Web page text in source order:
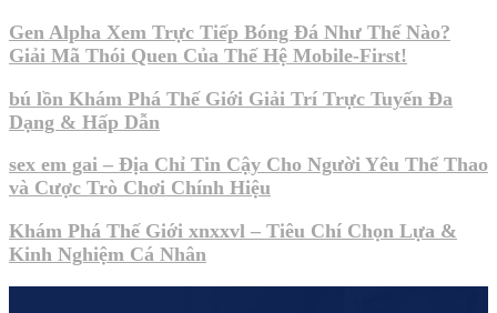
Gen Alpha Xem Trực Tiếp Bóng Đá Như Thế Nào?
Giải Mã Thói Quen Của Thế Hệ Mobile-First!
bú lồn Khám Phá Thế Giới Giải Trí Trực Tuyến Đa
Dạng & Hấp Dẫn
sex em gai – Địa Chỉ Tin Cậy Cho Người Yêu Thể Thao
và Cược Trò Chơi Chính Hiệu
Khám Phá Thế Giới xnxxvl – Tiêu Chí Chọn Lựa &
Kinh Nghiệm Cá Nhân